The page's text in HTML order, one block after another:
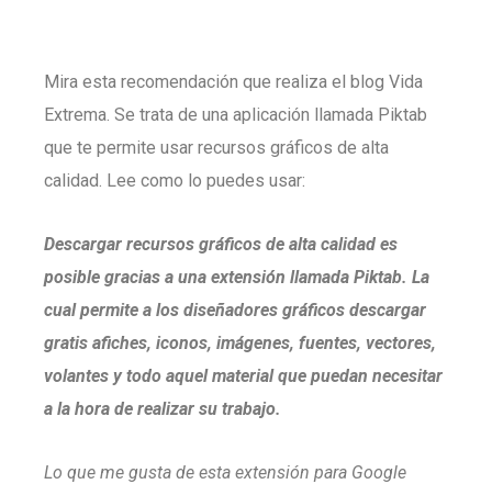
Mira esta recomendación que realiza el blog Vida
Extrema. Se trata de una aplicación llamada Piktab
que te permite usar recursos gráficos de alta
calidad. Lee como lo puedes usar:
Descargar recursos gráficos de alta calidad es
posible gracias a una extensión llamada Piktab. La
cual permite a los diseñadores gráficos descargar
gratis afiches, iconos, imágenes, fuentes, vectores,
volantes y todo aquel material que puedan necesitar
a la hora de realizar su trabajo.
Lo que me gusta de esta extensión para Google